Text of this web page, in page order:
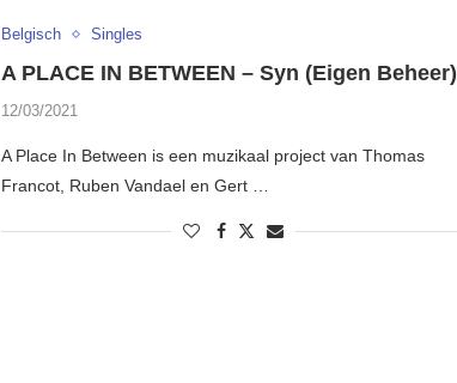
Belgisch Singles
A PLACE IN BETWEEN – Syn (Eigen Beheer)
12/03/2021
A Place In Between is een muzikaal project van Thomas
Francot, Ruben Vandael en Gert …